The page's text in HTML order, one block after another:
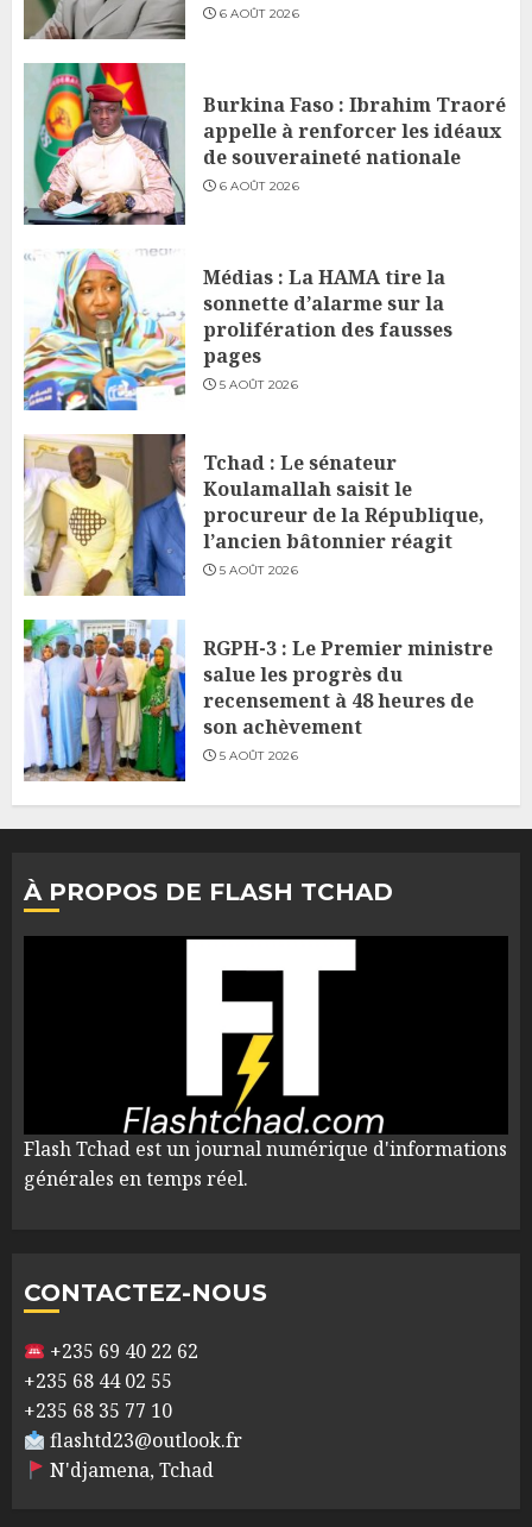
6 AOÛT 2026
Burkina Faso : Ibrahim Traoré
appelle à renforcer les idéaux
de souveraineté nationale
6 AOÛT 2026
Médias : La HAMA tire la
sonnette d’alarme sur la
prolifération des fausses
pages
5 AOÛT 2026
Tchad : Le sénateur
Koulamallah saisit le
procureur de la République,
l’ancien bâtonnier réagit
5 AOÛT 2026
RGPH-3 : Le Premier ministre
salue les progrès du
recensement à 48 heures de
son achèvement
5 AOÛT 2026
À PROPOS DE FLASH TCHAD
Flash Tchad est un journal numérique d'informations
générales en temps réel.
CONTACTEZ-NOUS
+235 69 40 22 62
+235 68 44 02 55
+235 68 35 77 10
flashtd23@outlook.fr
N'djamena, Tchad